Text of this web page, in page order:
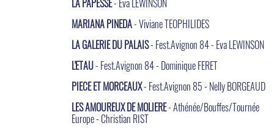
MARIANA PINEDA- Viviane TEOPHILIDES
LA GALERIE DU PALAIS- Fest.Avignon 84 - Eva LEWINSON
L'ETAU- Fest.Avignon 84 - Dominique FERET
PIECE ET MORCEAUX- Fest.Avignon 85 - Nelly BORGEAUD
LES AMOUREUX DE MOLIERE- Athénée/Bouffes/Tournée
Europe - Christian RIST